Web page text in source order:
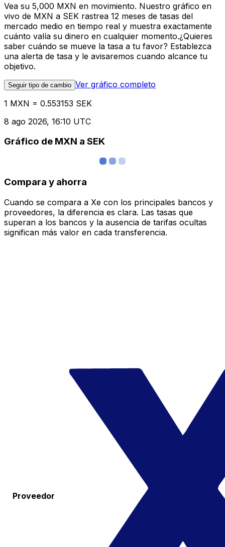
Vea su 5,000 MXN en movimiento. Nuestro gráfico en
vivo de MXN a SEK rastrea 12 meses de tasas del
mercado medio en tiempo real y muestra exactamente
cuánto valía su dinero en cualquier momento.¿Quieres
saber cuándo se mueve la tasa a tu favor? Establezca
una alerta de tasa y le avisaremos cuando alcance tu
objetivo.
Seguir tipo de cambio Ver gráfico completo
1 MXN = 0.553153 SEK
8 ago 2026, 16:10 UTC
Gráfico de MXN a SEK
Compara y ahorra
Cuando se compara a Xe con los principales bancos y
proveedores, la diferencia es clara. Las tasas que
superan a los bancos y la ausencia de tarifas ocultas
significan más valor en cada transferencia.
Proveedor